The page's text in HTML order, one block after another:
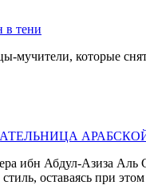
в тени
мучители, которые
ибн Абдул-Азиза
оставаясь при